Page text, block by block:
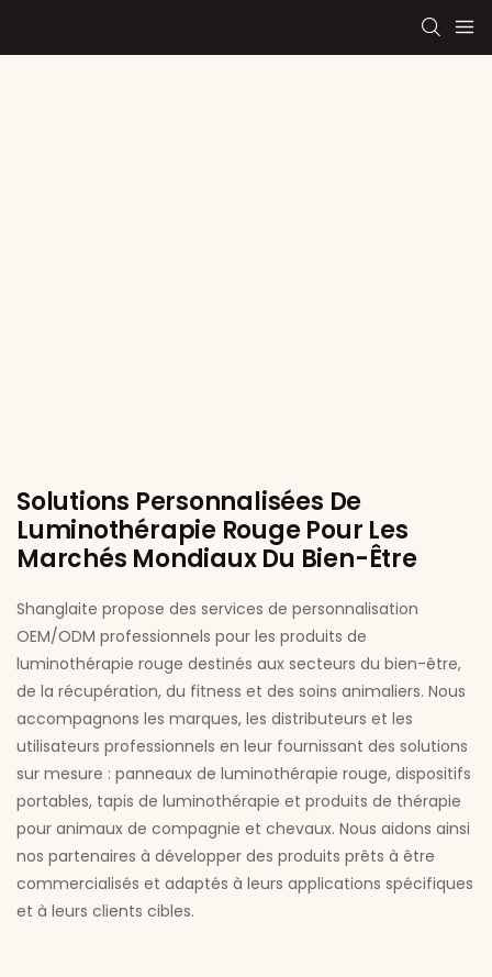
Solutions Personnalisées De
Luminothérapie Rouge Pour Les
Marchés Mondiaux Du Bien-Être
Shanglaite propose des services de personnalisation
OEM/ODM professionnels pour les produits de
luminothérapie rouge destinés aux secteurs du bien-être,
de la récupération, du fitness et des soins animaliers. Nous
accompagnons les marques, les distributeurs et les
utilisateurs professionnels en leur fournissant des solutions
sur mesure : panneaux de luminothérapie rouge, dispositifs
portables, tapis de luminothérapie et produits de thérapie
pour animaux de compagnie et chevaux. Nous aidons ainsi
nos partenaires à développer des produits prêts à être
commercialisés et adaptés à leurs applications spécifiques
et à leurs clients cibles.